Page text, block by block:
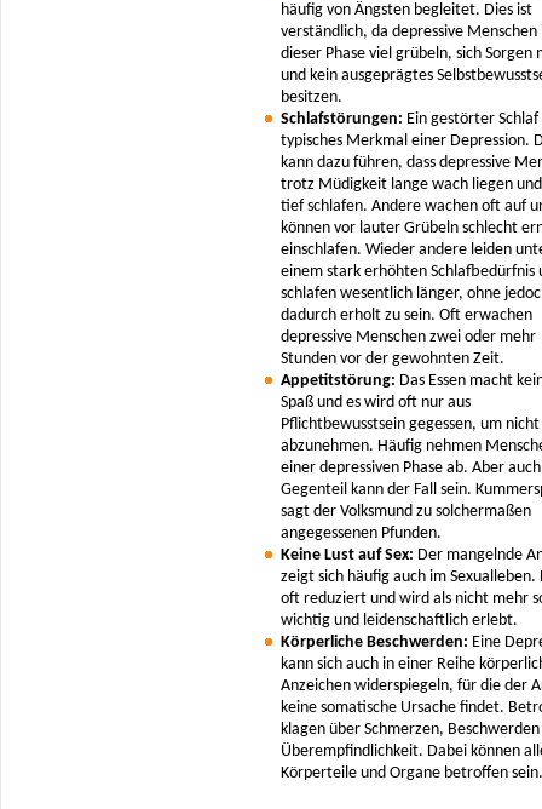
häufig von Ängsten begleitet. Dies ist
verständlich, da depressive Menschen
dieser Phase viel grübeln, sich Sorgen
und kein ausgeprägtes
besitzen.
Schlafstörungen: Ein gestörter
typisches Merkmal einer Depression.
kann dazu führen, dass depressive
trotz Müdigkeit lange wach liegen
tief schlafen. Andere wachen oft auf
können vor lauter Grübeln schlecht
einschlafen. Wieder andere leiden
einem stark erhöhten Schlafbedürfnis
schlafen wesentlich länger, ohne
dadurch erholt zu sein. Oft erwachen
depressive Menschen zwei oder mehr
Stunden vor der gewohnten Zeit.
Appetitstörung: Das Essen macht
Spaß und es wird oft nur aus
Pflichtbewusstsein gegessen, um nicht
abzunehmen. Häufig nehmen
einer depressiven Phase ab. Aber
Gegenteil kann der Fall sein.
sagt der Volksmund zu solchermaßen
angegessenen Pfunden.
Keine Lust auf Sex: Der mangelnde
zeigt sich häufig auch im Sexualleben.
oft reduziert und wird als nicht mehr
wichtig und leidenschaftlich erlebt.
Körperliche Beschwerden: Eine
kann sich auch in einer Reihe
Anzeichen widerspiegeln, für die der
keine somatische Ursache findet.
klagen über Schmerzen,
Überempfindlichkeit. Dabei können
Körperteile und Organe betroffen sein.